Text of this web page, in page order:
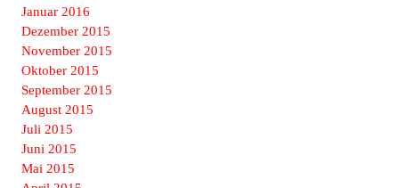
Januar 2016
Dezember 2015
November 2015
Oktober 2015
September 2015
August 2015
Juli 2015
Juni 2015
Mai 2015